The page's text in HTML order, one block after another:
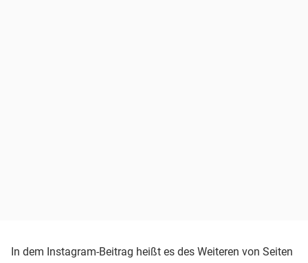
In dem Instagram-Beitrag heißt es des Weiteren von Seiten